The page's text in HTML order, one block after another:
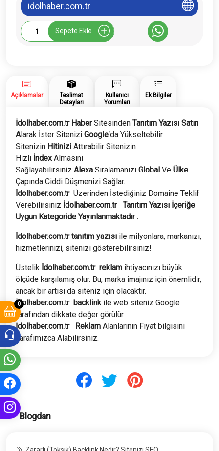
0
idolhaber.com.tr
İdolhaber.com.tr
Tanıtım
Sepete Ekle
Açıklamalar
Teslimat
Detayları
Kullanıcı
Yorumları
Ek Bilgiler
İdolhaber.com.tr HaberSitesinden Tanıtım Yazısı Satın
Alarak İster Sitenizi Google‘da Yükseltebilir
Sitenizin Hitinizi Attırabilir Sitenizin
Hızlı İndexAlmasını
Sağlayabilirsiniz Alexa Sıralamanızı Global Ve Ülke
Çapında Ciddi Düşmenizi Sağlar.
İdolhaber.com.tr Üzerinden İstediğiniz Domaine Teklif
Verebilirsiniz İdolhaber.com.tr
Tanıtım Yazısı İçeriğe
Uygun Kategoride Yayınlanmaktadır .
İdolhaber.com.tr tanıtım yazısı ile milyonlara, markanızı,
hizmetlerinizi, sitenizi gösterebilirsiniz!
Üstelik İdolhaber.com.tr reklam ihtiyacınızı büyük
ölçüde karşılamış olur. Bu, marka imajınız için önemlidir,
ancak bir artısı da siteniz için olacaktır.
İdolhaber.com.tr backlinkile web siteniz Google
tarafından dikkate değer görülür.
İdolhaber.com.tr
Reklam Alanlarının Fiyat bilgisini
Tarafımızca Alabilirsiniz.
Blogdan